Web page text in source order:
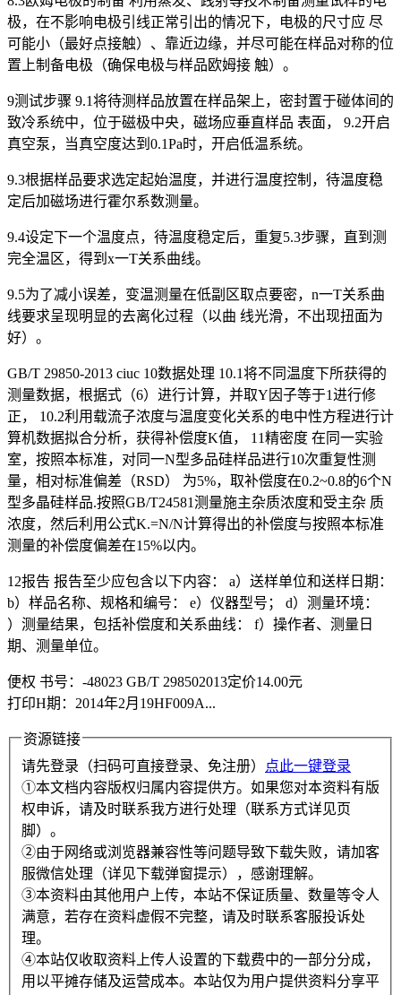
极，在不影响电极引线正常引出的情况下，电极的尺寸应 尽
可能小（最好点接触）、靠近边缘，并尽可能在样品对称的位
置上制备电极（确保电极与样品欧姆接 触）。
9测试步骤 9.1将待测样品放置在样品架上，密封置于碰体间的
致冷系统中，位于磁极中央，磁场应垂直样品 表面， 9.2开启
真空泵，当真空度达到0.1Pa时，开启低温系统。
9.3根据样品要求选定起始温度，并进行温度控制，待温度稳
定后加磁场进行霍尔系数测量。
9.4设定下一个温度点，待温度稳定后，重复5.3步骤，直到测
完全温区，得到x一T关系曲线。
9.5为了减小误差，变温测量在低副区取点要密，n一T关系曲
线要求呈现明显的去离化过程（以曲 线光滑，不出现扭面为
好）。
GB/T 29850-2013 ciuc 10数据处理 10.1将不同温度下所获得的
测量数据，根据式（6）进行计算，并取Y因子等于1进行修
正， 10.2利用载流子浓度与温度变化关系的电中性方程进行计
算机数据拟合分析，获得补偿度K值， 11精密度 在同一实验
室，按照本标准，对同一N型多品硅样品进行10次重复性测
量，相对标准偏差（RSD） 为5%，取补偿度在0.2~0.8的6个N
型多晶硅样品.按照GB/T24581测量施主杂质浓度和受主杂 质
浓度，然后利用公式K.=N/N计算得出的补偿度与按照本标准
测量的补偿度偏差在15%以内。
12报告 报告至少应包含以下内容： a）送样单位和送样日期：
b）样品名称、规格和编号： e）仪器型号； d）测量环境：
）测量结果，包括补偿度和关系曲线： f）操作者、测量日
期、测量单位。
便权 书号：-48023 GB/T 298502013定价14.00元
打印H期：2014年2月19HF009A...
资源链接
请先登录（扫码可直接登录、免注册）
点此一键登录
①本文档内容版权归属内容提供方。如果您对本资料有版
权申诉，请及时联系我方进行处理（联系方式详见页
脚）。
②由于网络或浏览器兼容性等问题导致下载失败，请加客
服微信处理（详见下载弹窗提示），感谢理解。
③本资料由其他用户上传，本站不保证质量、数量等令人
满意，若存在资料虚假不完整，请及时联系客服投诉处
理。
④本站仅收取资料上传人设置的下载费中的一部分分成，
用以平摊存储及运营成本。本站仅为用户提供资料分享平